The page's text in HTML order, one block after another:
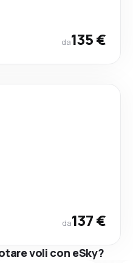
da135 €
da137 €
voli con eSky?